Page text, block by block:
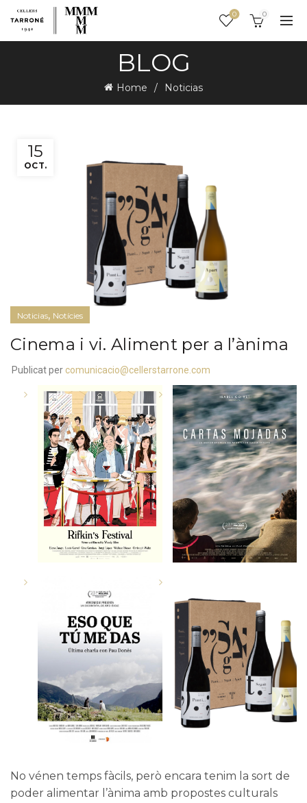
0 0
BLOG
Home Noticias
15
OCT.
Noticias, Notícies
Cinema i vi. Aliment per a l’ànima
Publicat per comunicacio@cellerstarrone.com
No vénen temps fàcils, però encara tenim la sort de
poder alimentar l’ànima amb propostes culturals